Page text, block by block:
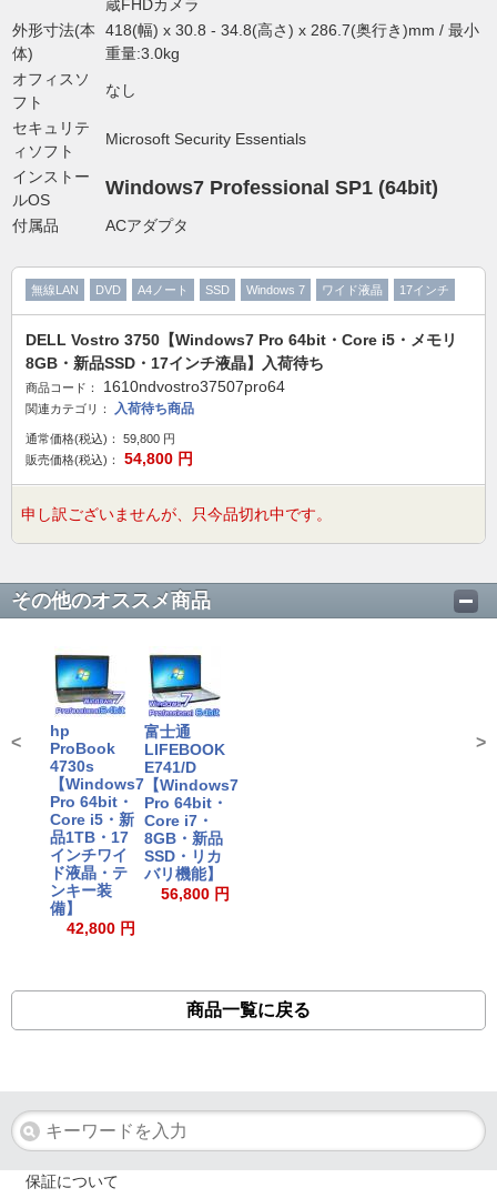
蔵FHDカメラ
外形寸法(本
体)
418(幅) x 30.8 - 34.8(高さ) x 286.7(奥行き)mm / 最小
重量:3.0kg
オフィスソ
フト
なし
セキュリテ
ィソフト
Microsoft Security Essentials
インストー
ルOS
Windows7 Professional SP1 (64bit)
付属品 ACアダプタ
無線LAN DVD A4ノート SSD Windows 7 ワイド液晶 17インチ
DELL Vostro 3750【Windows7 Pro 64bit・Core i5・メモリ
8GB・新品SSD・17インチ液晶】入荷待ち
商品コード： 1610ndvostro37507pro64
関連カテゴリ： 入荷待ち商品
通常価格(税込)： 59,800 円
販売価格(税込)：
54,800 円
申し訳ございませんが、只今品切れ中です。
その他のオススメ商品
hp
ProBook
4730s
【Windows7
Pro 64bit・
Core i5・新
品1TB・17
インチワイ
ド液晶・テ
ンキー装
備】
42,800 円
富士通
LIFEBOOK
E741/D
【Windows7
Pro 64bit・
Core i7・
8GB・新品
SSD・リカ
バリ機能】
56,800 円
< >
商品一覧に戻る
保証について